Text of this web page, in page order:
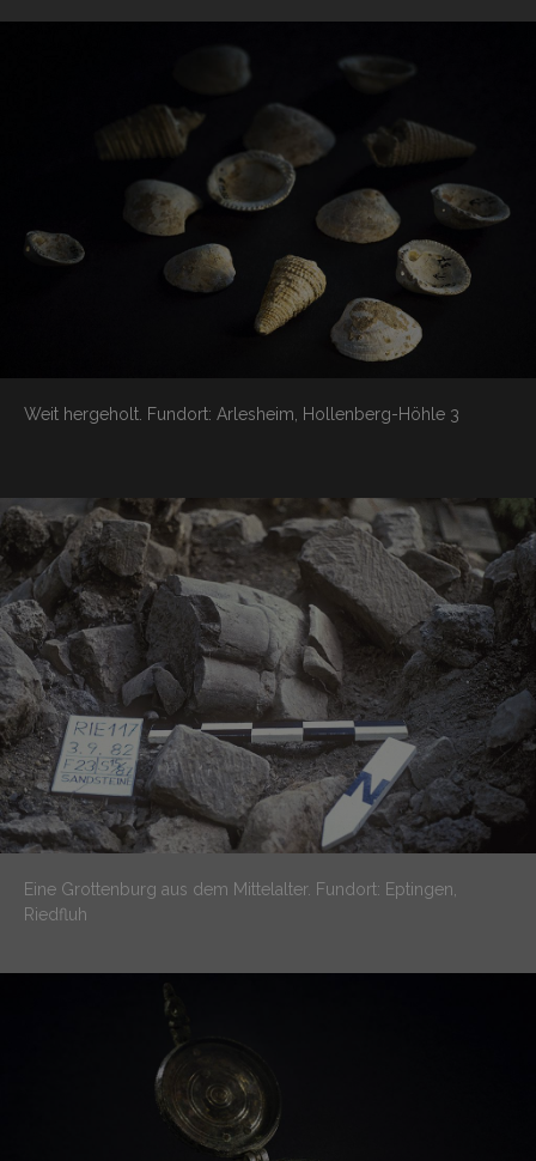
Weit hergeholt. Fundort: Arlesheim, Hollenberg-Höhle 3
Eine Grottenburg aus dem Mittelalter. Fundort: Eptingen,
Riedfluh